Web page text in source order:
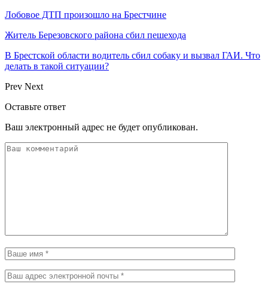
Лобовое ДТП произошло на Брестчине
Житель Березовского района сбил пешехода
В Брестской области водитель сбил собаку и вызвал ГАИ. Что
делать в такой ситуации?
Prev Next
Оставьте ответ
Ваш электронный адрес не будет опубликован.